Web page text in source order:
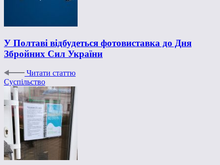
У Полтаві відбудеться фотовиставка до Дня
Збройних Сил України
Читати статтю
Суспільство